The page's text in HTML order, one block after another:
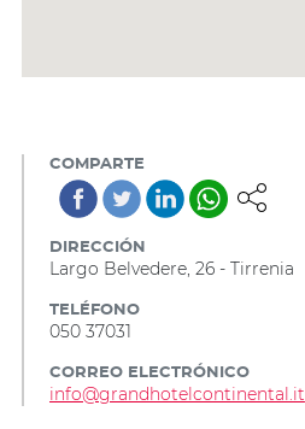
COMPARTE
DIRECCIÓN
Largo Belvedere, 26 - Tirrenia
TELÉFONO
050 37031
CORREO ELECTRÓNICO
info@grandhotelcontinental.it